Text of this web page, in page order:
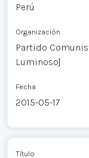
Perú
Organización
Partido
Luminoso]
Fecha
2015-05-17
Título